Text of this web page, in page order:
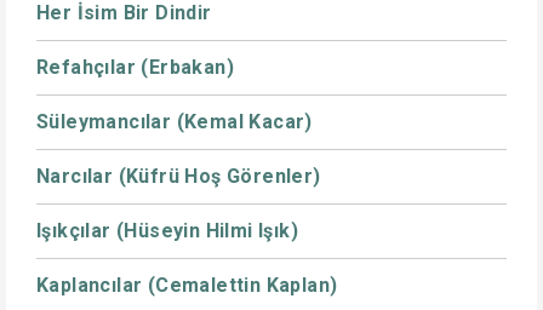
Her İsim Bir Dindir
Refahçılar (Erbakan)
Süleymancılar (Kemal Kacar)
Narcılar (Küfrü Hoş Görenler)
Işıkçılar (Hüseyin Hilmi Işık)
Kaplancılar (Cemalettin Kaplan)